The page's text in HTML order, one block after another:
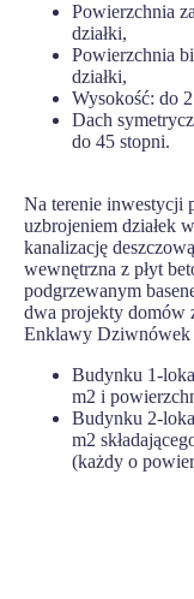
Powierzchnia
działki,
Powierzchnia
działki,
Wysokość: do
Dach
do 45 stopni.
Na terenie inwestycji
uzbrojeniem działek
kanalizację
wewnętrzna z płyt
podgrzewanym
dwa projekty domów
Enklawy Dziwnówek
Budynku 1-
m2 i
Budynku 2-
m2
(każdy o